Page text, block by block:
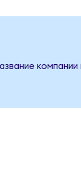
компании